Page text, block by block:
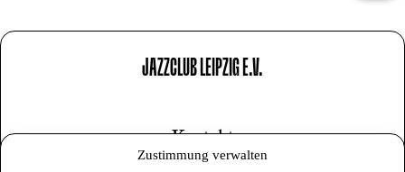
Zustimmung verwalten
JAZZCLUB LEIPZIG E.V.
Kontakt